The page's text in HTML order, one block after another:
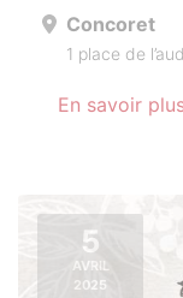
Concoret
1 place de
En savoir
5
AVRIL
2025